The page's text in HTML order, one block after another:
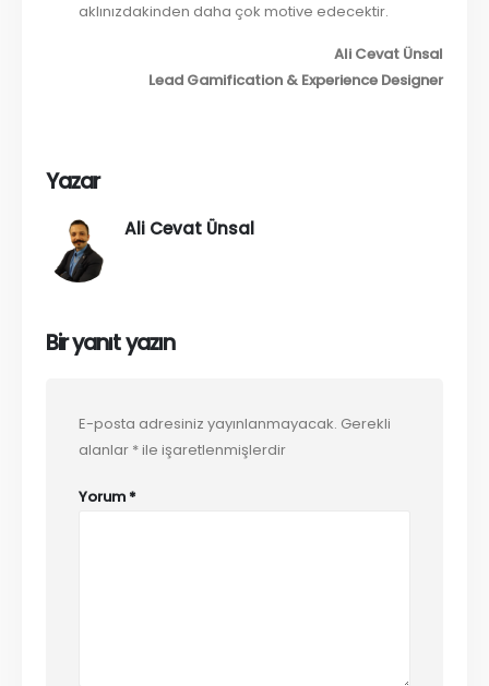
aklınızdakinden daha çok motive edecektir.
Ali Cevat Ünsal
Lead Gamification & Experience Designer
Yazar
Ali Cevat Ünsal
Bir yanıt yazın
E-posta adresiniz yayınlanmayacak. Gerekli
alanlar *ile işaretlenmişlerdir
Yorum *